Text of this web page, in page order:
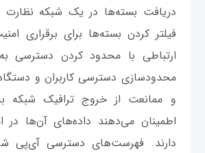
دریافت بسته‌ها در یک شبکه نظارت
فیلتر کردن بسته‌ها برای برقراری
ارتباطی با محدود کردن دسترسی
محدودسازی دسترسی کاربران و
و ممانعت از خروج ترافیک شبکه
اطمینان می‌دهند داده‌های آن‌ها در
دارند. فهرست‌های دسترسی آی‌پی